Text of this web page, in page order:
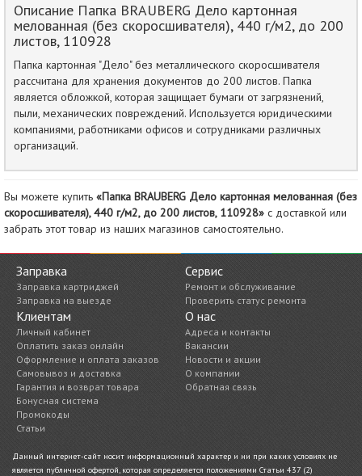
Описание Папка BRAUBERG Дело картонная
мелованная (без скоросшивателя), 440 г/м2, до 200
листов, 110928
Папка картонная "Дело" без металлического скоросшивателя
рассчитана для хранения документов до 200 листов. Папка
является обложкой, которая защищает бумаги от загрязнений,
пыли, механических повреждений. Используется юридическими
компаниями, работниками офисов и сотрудниками различных
организаций.
Вы можете купить «Папка BRAUBERG Дело картонная мелованная (без
скоросшивателя), 440 г/м2, до 200 листов, 110928» с доставкой или
забрать этот товар из наших магазинов самостоятельно.
Заправка
Заправка картриджей
Заправка на выезде
Сервис
Ремонт и обслуживание
Проверить статус ремонта
Клиентам
Личный кабинет
Оплатить заказ онлайн
Оформление и оплата заказов
Самовывоз и доставка
Гарантия и возврат товара
Бонусная система
Промокоды
Статьи
О нас
Адреса и контакты
Вакансии
Новости и акции
О компании
Обратная связь
Данный интернет-сайт носит информационный характер и ни при каких условиях не
является публичной офертой, которая определяется положениями Статьи 437 (2)